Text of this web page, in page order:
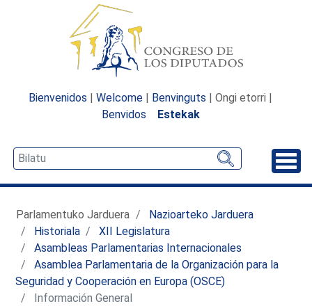
Bienvenidos | Welcome | Benvinguts | Ongi etorri |
Benvidos
Estekak
Parlamentuko Jarduera
Nazioarteko Jarduera
Historiala
XII Legislatura
Asambleas Parlamentarias Internacionales
Asamblea Parlamentaria de la Organización para la
Seguridad y Cooperación en Europa (OSCE)
Información General